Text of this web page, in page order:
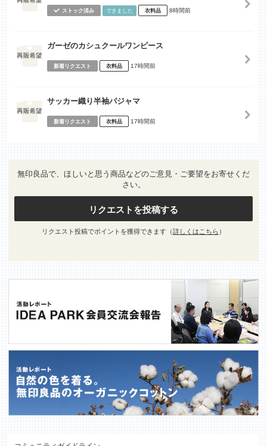
ストック済み できました 衣料品 8時間前
ガーゼのカシュクールワンピース
新着リクエスト 衣料品 17時間前
サッカー織り半袖パジャマ
新着リクエスト 衣料品 17時間前
無印良品で、ほしいと思う商品などのご意見・ご要望をお寄せくだ
さい。
リクエストを投稿する
リクエスト投稿でポイントを獲得できます（詳しくはこちら ）